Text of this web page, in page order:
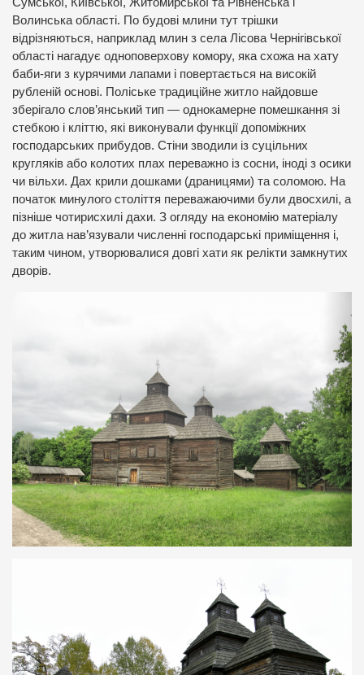
Волинська області. По будові млини тут трішки
відрізняються, наприклад млин з села Лісова Чернігівської
області нагадує одноповерхову комору, яка схожа на хату
баби-яги з курячими лапами і повертається на високій
рубленій основі. Поліське традиційне житло найдовше
зберігало слов’янський тип — однокамерне помешкання зі
стебкою і кліттю, які виконували функції допоміжних
господарських прибудов. Стіни зводили із суцільних
кругляків або колотих плах переважно із сосни, іноді з осики
чи вільхи. Дах крили дошками (драницями) та соломою. На
початок минулого століття переважаючими були двосхилі, а
пізніше чотирисхилі дахи. З огляду на економію матеріалу
до житла нав’язували численні господарські приміщення і,
таким чином, утворювалися довгі хати як релікти замкнутих
дворів.